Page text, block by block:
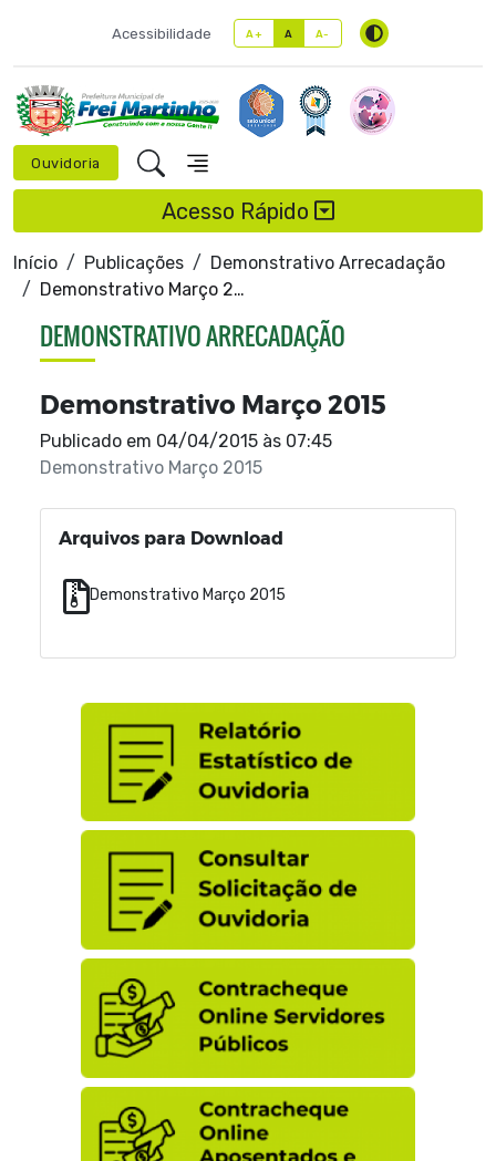
Acessibilidade A+ A A-
Ouvidoria
Acesso Rápido
Início Publicações
Demonstrativo Arrecadação
Demonstrativo Março 2015
DEMONSTRATIVO ARRECADAÇÃO
Demonstrativo Março 2015
Publicado em 04/04/2015 às 07:45
Demonstrativo Março 2015
Arquivos para Download
Demonstrativo Março 2015